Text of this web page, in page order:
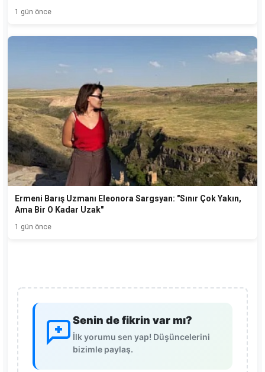
1 gün önce
Ermeni Barış Uzmanı Eleonora Sargsyan: "Sınır Çok Yakın,
Ama Bir O Kadar Uzak"
1 gün önce
Senin de fikrin var mı?
İlk yorumu sen yap! Düşüncelerini
bizimle paylaş.